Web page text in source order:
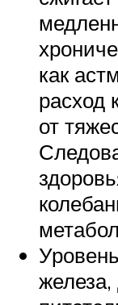
как
расход
от
железа,